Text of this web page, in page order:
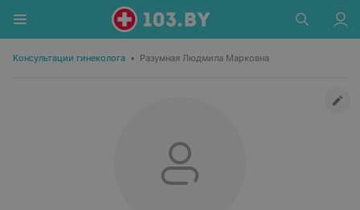
Консультации гинеколога • Разумная Людмила Марковна